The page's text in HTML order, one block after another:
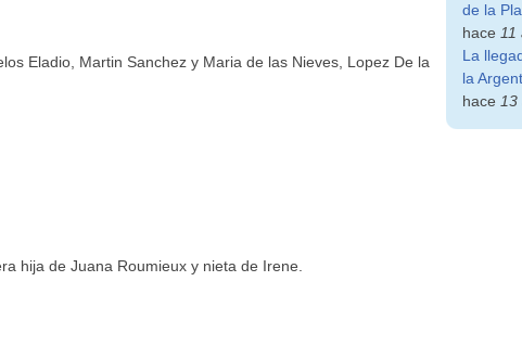
Eladio, Martin Sanchez y Maria de las Nieves, Lopez De la
hija de Juana Roumieux y nieta de Irene.
de la
hace
La
la
hace